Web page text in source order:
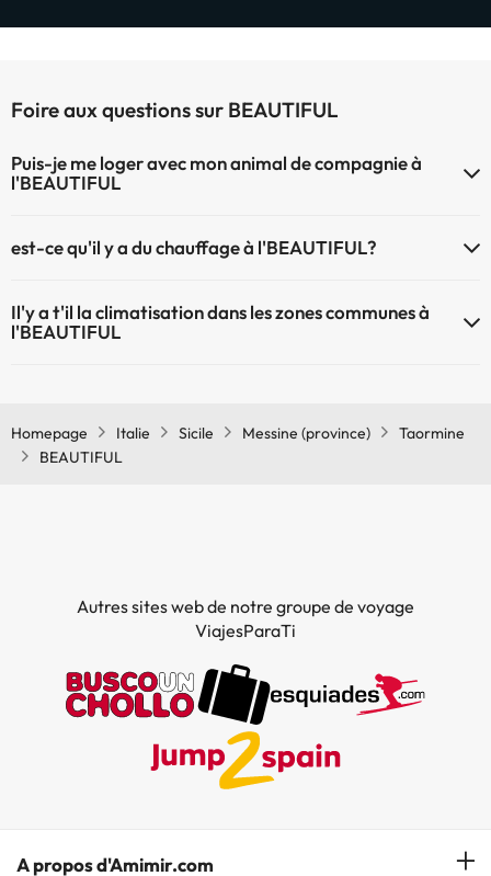
Foire aux questions sur BEAUTIFUL
Puis-je me loger avec mon animal de compagnie à
l'BEAUTIFUL
demande et de payement à la réception). Consultez les conditions.
est-ce qu'il y a du chauffage à l'BEAUTIFUL?
Il'y a t'il la climatisation dans les zones communes à
l'BEAUTIFUL
Homepage Italie Sicile Messine (province)
Taormine
BEAUTIFUL
Autres sites web de notre groupe de voyage
ViajesParaTi
A propos d'Amimir.com